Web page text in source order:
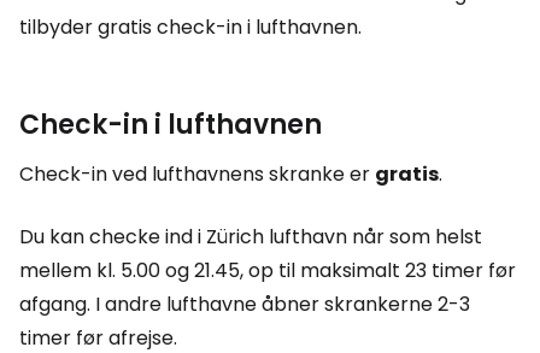
tilbyder gratis check-in i lufthavnen.
Check-in i lufthavnen
Check-in ved lufthavnens skranke er gratis.
Du kan checke ind i Zürich lufthavn når som helst
mellem kl. 5.00 og 21.45, op til maksimalt 23 timer før
afgang. I andre lufthavne åbner skrankerne 2-3
timer før afrejse.